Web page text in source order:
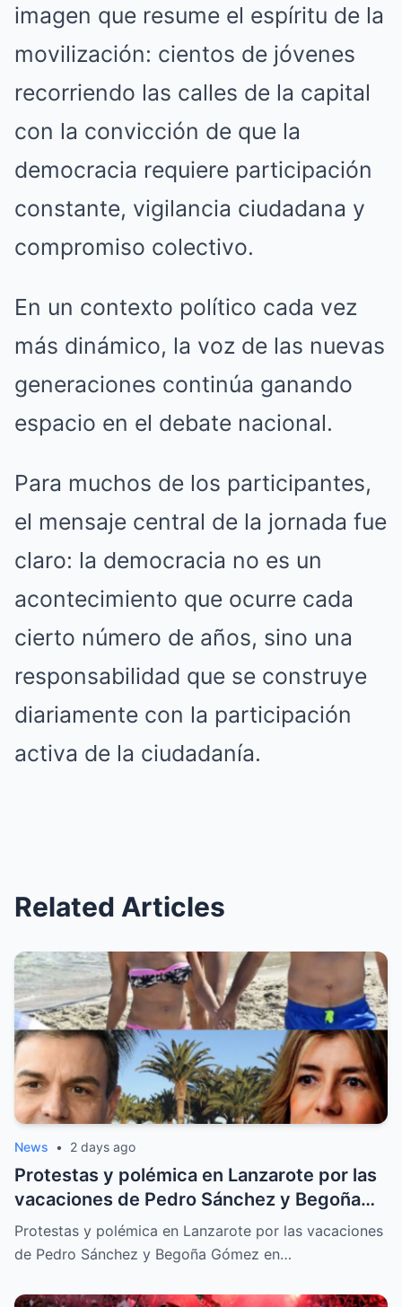
imagen que resume el espíritu de la
movilización: cientos de jóvenes
recorriendo las calles de la capital
con la convicción de que la
democracia requiere participación
constante, vigilancia ciudadana y
compromiso colectivo.
En un contexto político cada vez
más dinámico, la voz de las nuevas
generaciones continúa ganando
espacio en el debate nacional.
Para muchos de los participantes,
el mensaje central de la jornada fue
claro: la democracia no es un
acontecimiento que ocurre cada
cierto número de años, sino una
responsabilidad que se construye
diariamente con la participación
activa de la ciudadanía.
Related Articles
News • 2 days ago
Protestas y polémica en Lanzarote por las
vacaciones de Pedro Sánchez y Begoña
Gómez en La Mareta
Protestas y polémica en Lanzarote por las vacaciones
de Pedro Sánchez y Begoña Gómez en…